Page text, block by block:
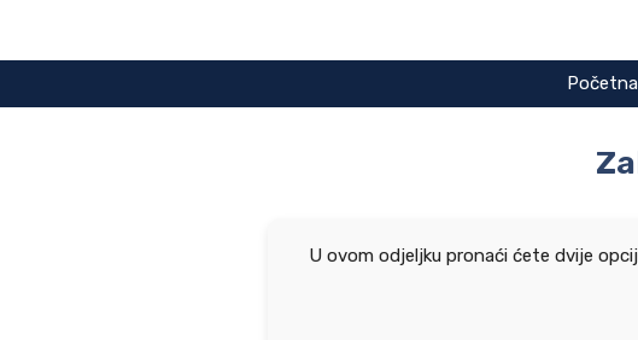
sadržaj
Početna
U ovom odjeljku pronaći ćete dvije